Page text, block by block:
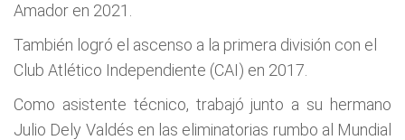
Amador en 2021.
También logró el ascenso a la primera división con el
Club Atlético Independiente (CAI) en 2017.
Como asistente técnico, trabajó junto a su hermano
Julio Dely Valdés en las eliminatorias rumbo al Mundial